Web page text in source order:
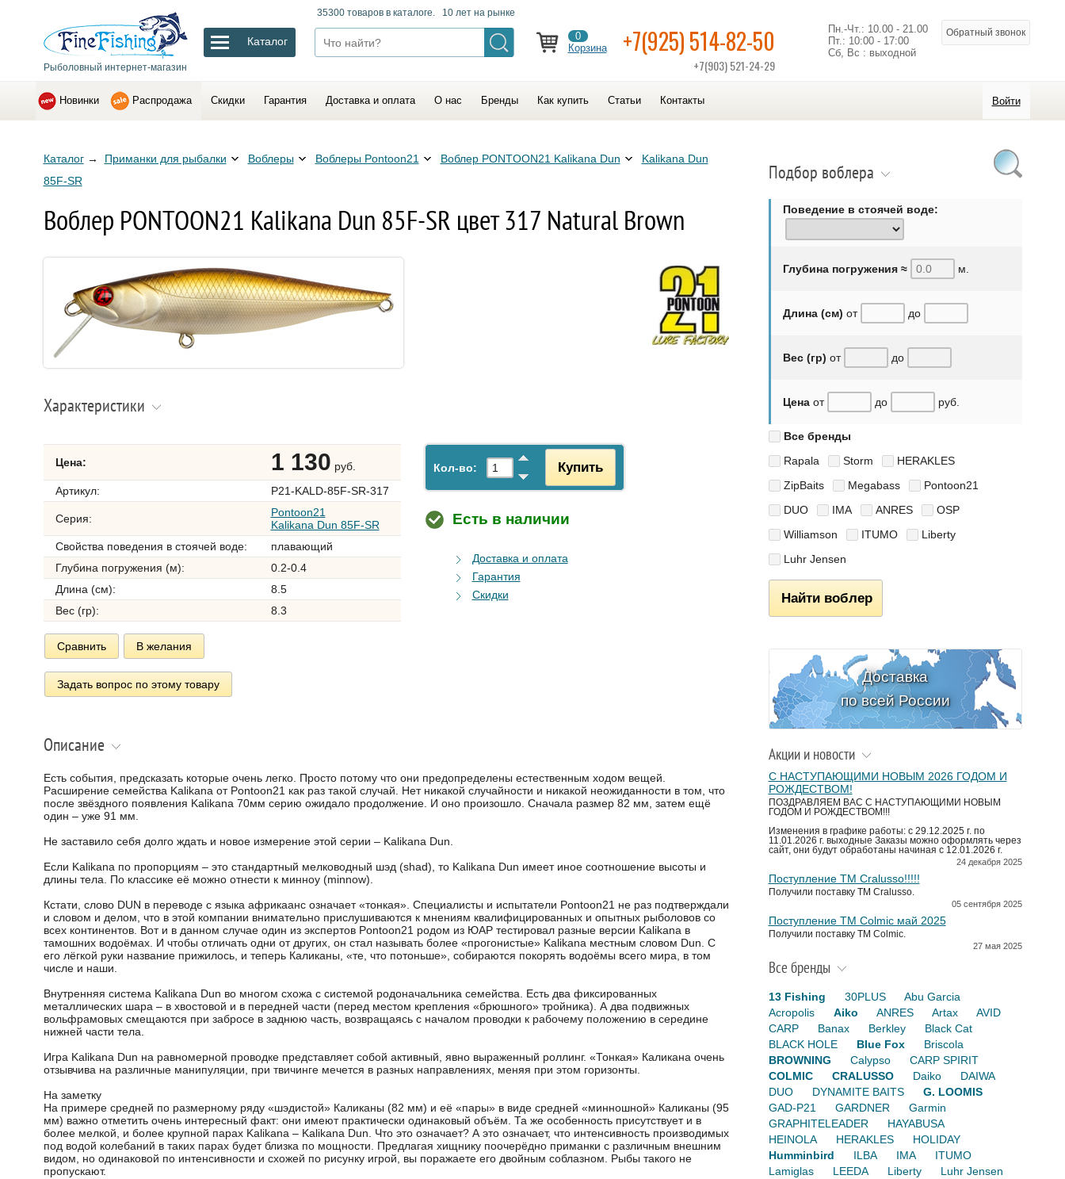
Рыболовный интернет-магазин
Каталог
35300 товаров в каталоге. 10 лет на рынке
0
Корзина
+7(925) 514-82-50
+7(903) 521-24-29
Пн.-Чт.: 10.00 - 21.00
Пт.: 10:00 - 17:00
Сб, Вс : выходной
Обратный звонок
Новинки Распродажа Скидки Гарантия Доставка и оплата О нас Бренды Как купить Статьи Контакты Войти
Каталог→ Приманки для рыбалки Воблеры Воблеры Pontoon21 Воблер PONTOON21 Kalikana Dun
Kalikana Dun
85F-SR
Воблер PONTOON21 Kalikana Dun 85F-SR цвет 317 Natural Brown
Характеристики
Цена: 1 130 руб.
Артикул:
P21-KALD-85F-SR-317
Серия:
Pontoon21
Kalikana Dun 85F-SR
Свойства поведения в стоячей воде:
плавающий
Глубина погружения (м):
0.2-0.4
Длина (см):
8.5
Вес (гр):
8.3
Сравнить В желания
Задать вопрос по этому товару
Кол-во: Купить
Есть в наличии
Доставка и оплата
Гарантия
Скидки
Описание
Есть события, предсказать которые очень легко. Просто потому что они предопределены естественным ходом вещей.
Расширение семейства Kalikana от Pontoon21 как раз такой случай. Нет никакой случайности и никакой неожиданности в том, что
после звёздного появления Kalikana 70мм серию ожидало продолжение. И оно произошло. Сначала размер 82 мм, затем ещё
один – уже 91 мм.
Не заставило себя долго ждать и новое измерение этой серии – Kalikana Dun.
Если Kalikana по пропорциям – это стандартный мелководный шэд (shad), то Kalikana Dun имеет иное соотношение высоты и
длины тела. По классике её можно отнести к минноу (minnow).
Кстати, слово DUN в переводе с языка африкаанс означает «тонкая». Специалисты и испытатели Pontoon21 не раз подтверждали
и словом и делом, что в этой компании внимательно прислушиваются к мнениям квалифицированных и опытных рыболовов со
всех континентов. Вот и в данном случае один из экспертов Pontoon21 родом из ЮАР тестировал разные версии Kalikana в
тамошних водоёмах. И чтобы отличать одни от других, он стал называть более «прогонистые» Kalikana местным словом Dun. С
его лёгкой руки название прижилось, и теперь Каликаны, «те, что потоньше», собираются покорять водоёмы всего мира, в том
числе и наши.
Внутренняя система Kalikana Dun во многом схожа с системой родоначальника семейства. Есть два фиксированных
металлических шара – в хвостовой и в передней части (перед местом крепления «брюшного» тройника). А два подвижных
вольфрамовых смещаются при забросе в заднюю часть, возвращаясь с началом проводки к рабочему положению в середине
нижней части тела.
Игра Kalikana Dun на равномерной проводке представляет собой активный, явно выраженный роллинг. «Тонкая» Каликана очень
отзывчива на различные манипуляции, при твичинге мечется в разных направлениях, меняя при этом горизонты.
На заметку
На примере средней по размерному ряду «шэдистой» Каликаны (82 мм) и её «пары» в виде средней «минношной» Каликаны (95
мм) важно отметить очень интересный факт: они имеют практически одинаковый объём. Та же особенность присутствует и в
более мелкой, и более крупной парах Kalikana – Kalikana Dun. Что это означает? А это означает, что интенсивность производимых
под водой колебаний в таких парах будет близка по мощности. Предлагая хищнику поочерёдно приманки с различным внешним
видом, но одинаковой по интенсивности и схожей по рисунку игрой, вы поражаете его двойным соблазном. Рыбы такого не
пропускают.
Подбор воблера
Поведение в стоячей воде:
Глубина погружения ≈ м.
Длина (см) от до
Вес (гр) от до
Ценаот до руб.
Все бренды
Rapala
Storm
HERAKLES
ZipBaits
Megabass
Pontoon21
DUO
IMA ANRES
OSP
Williamson
ITUMO
Liberty
Luhr Jensen
Найти воблер
Доставка
по всей России
Акции и новости
С НАСТУПАЮЩИМИ НОВЫМ 2026 ГОДОМ И
РОЖДЕСТВОМ!
ПОЗДРАВЛЯЕМ ВАС С НАСТУПАЮЩИМИ НОВЫМ
ГОДОМ И РОЖДЕСТВОМ!!!
Изменения в графике работы: с 29.12.2025 г. по
11.01.2026 г. выходные Заказы можно оформлять через
сайт, они будут обработаны начиная с 12.01.2026 г.
24 декабря 2025
Поступление TM Cralusso!!!!!
Получили поставку ТМ Cralusso.
05 сентября 2025
Поступление TM Colmic май 2025
Получили поставку ТМ Colmic.
27 мая 2025
Все бренды
13 Fishing 30PLUS
Abu Garcia
Acropolis
Aiko ANRES Artax
AVID
CARP
Banax Berkley
Black Cat
BLACK HOLE
Blue Fox
Briscola
BROWNING
Calypso
CARP SPIRIT
COLMIC
CRALUSSO Daiko
DAIWA
DUO
DYNAMITE BAITS
G. LOOMIS
GAD-P21
GARDNER
Garmin
GRAPHITELEADER
HAYABUSA
HEINOLA
HERAKLES
HOLIDAY
Humminbird
ILBA IMA
ITUMO
Lamiglas
LEEDA Liberty
Luhr Jensen